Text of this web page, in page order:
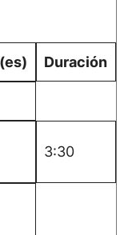
Duración
3:30